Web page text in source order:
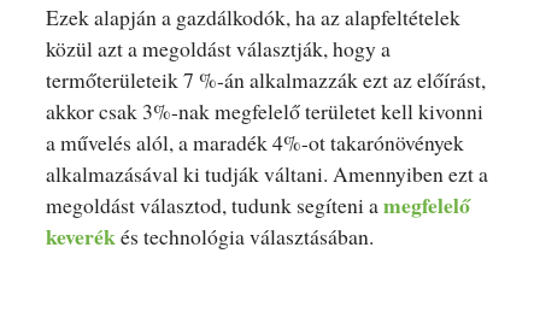
Ezek alapján a gazdálkodók, ha az alapfeltételek
közül azt a megoldást választják, hogy a
termőterületeik 7 %-án alkalmazzák ezt az előírást,
akkor csak 3%-nak megfelelő területet kell kivonni
a művelés alól, a maradék 4%-ot takarónövények
alkalmazásával ki tudják váltani. Amennyiben ezt a
megoldást választod, tudunk segíteni amegfelelő
keverékés technológia választásában.